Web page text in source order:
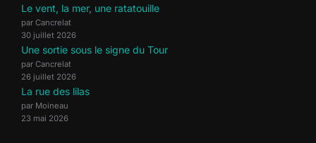
Le vent, la mer, une ratatouille
par Cancrelat
30 juillet 2026
Une sortie sous le signe du Tour
par Cancrelat
26 juillet 2026
La rue des lilas
par Moineau
23 mai 2026